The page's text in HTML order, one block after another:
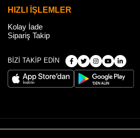
HIZLI İŞLEMLER
Kolay İade
Sipariş Takip
BİZİ TAKİP EDİN